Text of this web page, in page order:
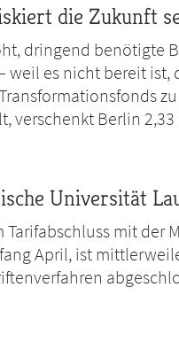
die Zukunft
dringend benötigte
weil es nicht bereit
verschenkt Berlin
Universität
Tarifabschluss mit der
April, ist